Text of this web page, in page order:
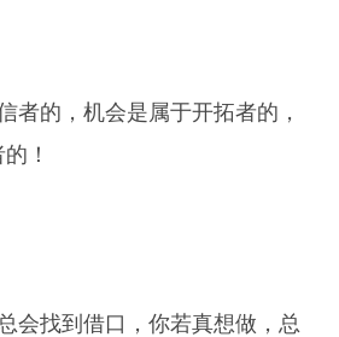
者的，机会是属于开拓者的，
！
会找到借口，你若真想做，总